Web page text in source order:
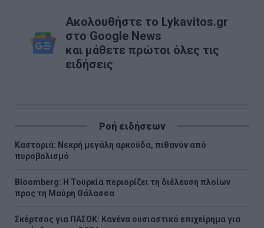
Ακολουθήστε το Lykavitos.gr
στο Google News
και μάθετε πρώτοι όλες τις
ειδήσεις
Ροή ειδήσεων
Καστοριά: Νεκρή μεγάλη αρκούδα, πιθανόν από
πυροβολισμό
Bloomberg: Η Τουρκία περιορίζει τη διέλευση πλοίων
προς τη Μαύρη Θάλασσα
Σκέρτσος για ΠΑΣΟΚ: Κανένα ουσιαστικό επιχείρημα για